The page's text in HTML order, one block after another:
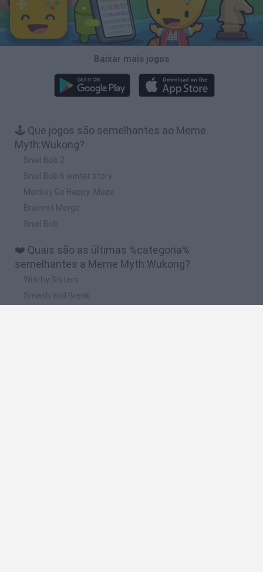
Baixar mais jogos
🕹️ Que jogos são semelhantes ao Meme
Myth:Wukong?
Snail Bob 2
Snail Bob 6 winter story
Monkey Go Happy: Maze
Brainrot Merge
Snail Bob
❤️ Quais são as últimas %categoria%
semelhantes a Meme Myth:Wukong?
Witchy Sisters
Smash and Break